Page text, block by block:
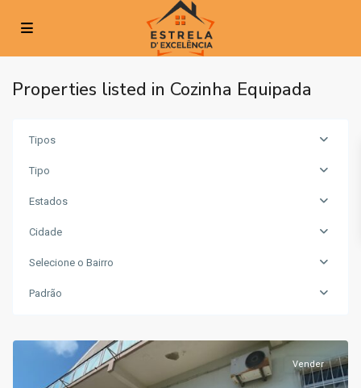
Properties listed in Cozinha Equipada
Tipos
Tipo
Estados
Cidade
Selecione o Bairro
Padrão
Bairro
do
Vender